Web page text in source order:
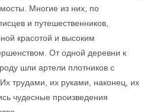
Многие из них, по
и путешественников,
красотой и высоким
От одной деревни к
шли артели плотников с
трудами, их руками, наконец, их
чудесные произведения